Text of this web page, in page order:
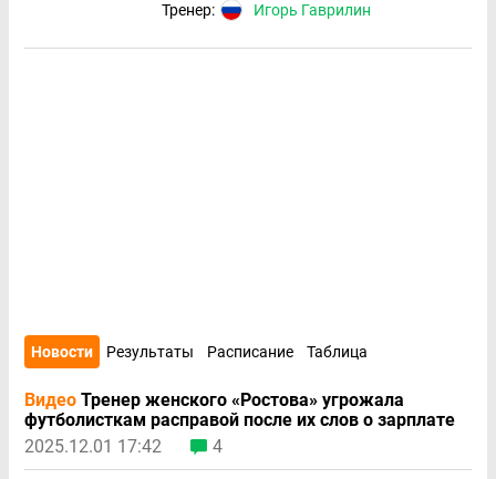
Тренер:
Игорь Гаврилин
Новости Результаты Расписание Таблица
Видео Тренер женского «Ростова» угрожала
футболисткам расправой после их слов о зарплате
2025.12.01 17:42
4